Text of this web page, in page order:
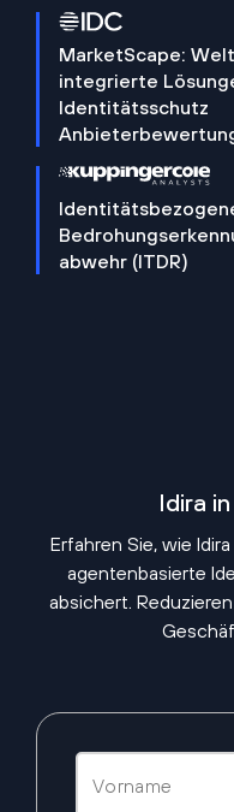
MarketScape:
integrierte
Identitätsschutz
abwehr (ITDR)
Idira in
Erfahren Sie, wie
agentenbasierte
absichert.